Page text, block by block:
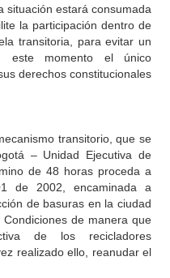
situación estará consumada
la participación dentro de
transitoria, para evitar un
este momento el único
derechos constitucionales
transitorio, que se
– Unidad Ejecutiva de
de 48 horas proceda a
de 2002, encaminada a
de basuras en la ciudad
de manera que
de los recicladores
realizado ello, reanudar el